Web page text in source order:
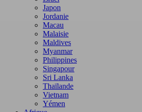
Japon
Jordanie
Macau
Malaisie
Maldives
Myanmar
Philippines
Singapour
Sri Lanka
Thaïlande
Vietnam
Yémen